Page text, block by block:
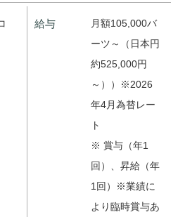
給与
月額105,000バ
ーツ～（日本円
約525,000円
～））※2026
年4月為替レー
ト
※ 賞与（年1
回）、昇給（年
1回）※業績に
より臨時賞与あ